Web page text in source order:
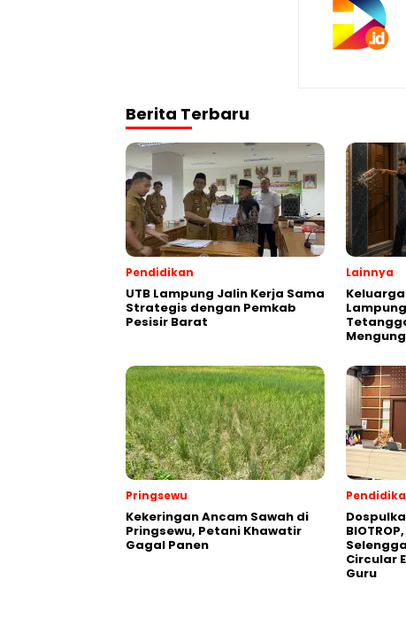
Berita Terbaru
Pendidikan
UTB Lampung Jalin Kerja Sama
Strategis dengan Pemkab
Pesisir Barat
Lainnya
Pringsewu
Kekeringan Ancam Sawah di
Pringsewu, Petani Khawatir
Gagal Panen
Circular
Guru